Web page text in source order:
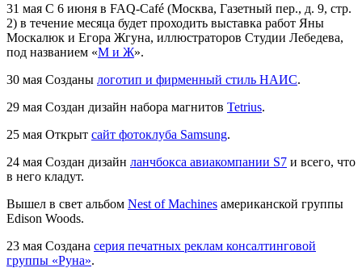
31 мая С 6 июня в FAQ-Café (Москва, Газетный пер., д. 9, стр.
2) в течение месяца будет проходить выставка работ Яны
Москалюк и Егора Жгуна, иллюстраторов Студии Лебедева,
под названием «М и Ж».
30 мая Созданы логотип и фирменный стиль НАИС.
29 мая Создан дизайн набора магнитов Tetrius.
25 мая Открыт сайт фотоклуба Samsung.
24 мая Создан дизайн ланчбокса авиакомпании S7 и всего, что
в него кладут.
Вышел в свет альбом Nest of Machines американской группы
Edison Woods.
23 мая Создана серия печатных реклам консалтинговой
группы «Руна».